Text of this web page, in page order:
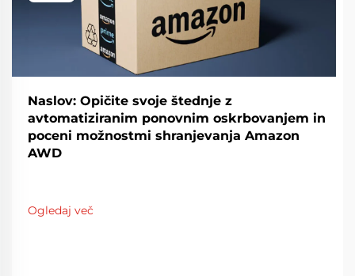
Naslov: Opičite svoje štednje z
avtomatiziranim ponovnim oskrbovanjem in
poceni možnostmi shranjevanja Amazon
AWD
Ogledaj več